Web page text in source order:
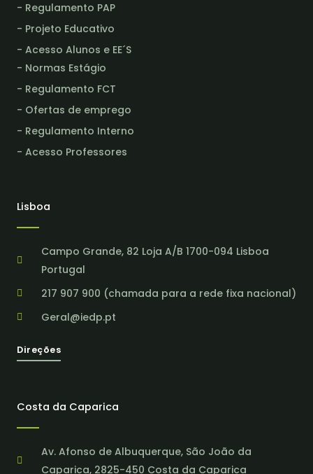
- Regulamento PAP
- Projeto Educativo
- Acesso Alunos e EE´S
- Normas Estágio
- Regulamento FCT
- Ofertas de emprego
- Regulamento Interno
- Acesso Professores
Lisboa
Campo Grande, 82 Loja A/B 1700-094 Lisboa
Portugal
217 907 900 (chamada para a rede fixa nacional)
Geral@iedp.pt
Direções
Costa da Caparica
Av. Afonso de Albuquerque, São João da
Caparica, 2825-450 Costa da Caparica